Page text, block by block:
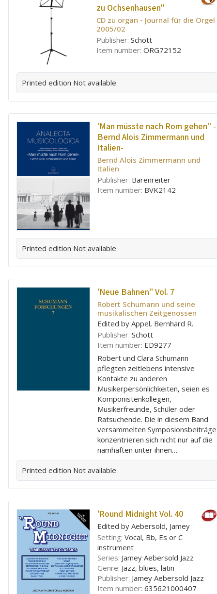
zu Ochsenhausen''
CD zu organ - Journal für die Orgel
2005/02
Publisher: Schott
Item number: ORG72152
Printed edition Not available
'Man müsste nach Rom gehen'' -
Bernd Alois Zimmermann und
Italien-
Bernd Alois Zimmermann und
Italien
Publisher: Bärenreiter
Item number: BVK2142
Printed edition Not available
'Neue Bahnen'' Vol. 7
Robert Schumann und seine
musikalischen Zeitgenossen
Edited by Appel, Bernhard R.
Publisher: Schott
Item number: ED9277
Robert und Clara Schumann
pflegten zeitlebens intensive
Kontakte zu anderen
Musikerpersönlichkeiten, seien es
Komponistenkollegen,
Musikerfreunde, Schüler oder
Ratsuchende. Die in diesem Band
versammelten Symposionsbeiträge
konzentrieren sich nicht nur auf die
namhaften unter ihnen…
Printed edition Not available
'Round Midnight Vol. 40
Edited by Aebersold, Jamey
Setting: Vocal, Bb, Es or C
instrument
Series: Jamey Aebersold Jazz
Genre: Jazz, blues, latin
Publisher: Jamey Aebersold Jazz
Item number: 635621000407